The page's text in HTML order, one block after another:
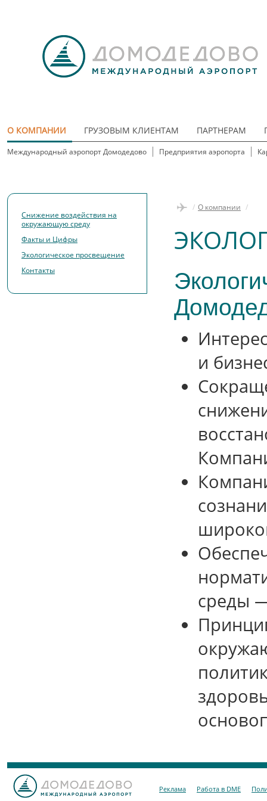
О КОМПАНИИ ГРУЗОВЫМ КЛИЕНТАМ ПАРТНЕРАМ
Международный аэропорт Домодедово Предприятия аэропорта
Снижение воздействия на
окружающую среду
Факты и Цифры
Экологическое просвещение
Контакты
/ О компании /
и
среды
Реклама Работа в DME